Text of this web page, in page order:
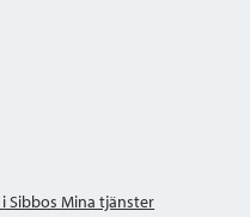
Sibbos Mina tjänster